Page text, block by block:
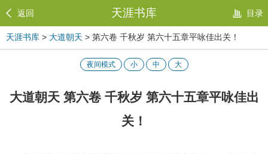
返回 天涯书库 目录
天涯书库 > 大道朝天 > 第六卷 千秋岁 第六十五章平咏佳出关！
夜间模式 小 中 大
大道朝天 第六卷 千秋岁 第六十五章平咏佳出
关！